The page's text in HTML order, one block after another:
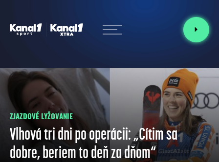
ZJAZDOVÉ LYŽOVANIE
Vlhová tri dni po operácii: „Cítim sa
dobre, beriem to deň za dňom“